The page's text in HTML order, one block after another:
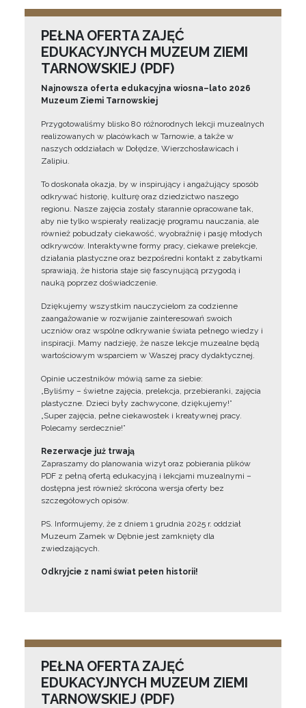
PEŁNA OFERTA ZAJĘĆ
EDUKACYJNYCH MUZEUM ZIEMI
TARNOWSKIEJ (PDF)
Najnowsza oferta edukacyjna wiosna–lato 2026
Muzeum Ziemi Tarnowskiej
Przygotowaliśmy blisko 80 różnorodnych lekcji muzealnych
realizowanych w placówkach w Tarnowie, a także w
naszych oddziałach w Dołędze, Wierzchosławicach i
Zalipiu.
To doskonała okazja, by w inspirujący i angażujący sposób
odkrywać historię, kulturę oraz dziedzictwo naszego
regionu. Nasze zajęcia zostały starannie opracowane tak,
aby nie tylko wspierały realizację programu nauczania, ale
również pobudzały ciekawość, wyobraźnię i pasję młodych
odkrywców. Interaktywne formy pracy, ciekawe prelekcje,
działania plastyczne oraz bezpośredni kontakt z zabytkami
sprawiają, że historia staje się fascynującą przygodą i
nauką poprzez doświadczenie.
Dziękujemy wszystkim nauczycielom za codzienne
zaangażowanie w rozwijanie zainteresowań swoich
uczniów oraz wspólne odkrywanie świata pełnego wiedzy i
inspiracji. Mamy nadzieję, że nasze lekcje muzealne będą
wartościowym wsparciem w Waszej pracy dydaktycznej.
Opinie uczestników mówią same za siebie:
„Byliśmy – świetne zajęcia, prelekcja, przebieranki, zajęcia
plastyczne. Dzieci były zachwycone, dziękujemy!”
„Super zajęcia, pełne ciekawostek i kreatywnej pracy.
Polecamy serdecznie!”
Rezerwacje już trwają
Zapraszamy do planowania wizyt oraz pobierania plików
PDF z pełną ofertą edukacyjną i lekcjami muzealnymi –
dostępna jest również skrócona wersja oferty bez
szczegółowych opisów.
PS. Informujemy, że z dniem 1 grudnia 2025 r. oddział
Muzeum Zamek w Dębnie jest zamknięty dla
zwiedzających.
Odkryjcie z nami świat pełen historii!
PEŁNA OFERTA ZAJĘĆ
EDUKACYJNYCH MUZEUM ZIEMI
TARNOWSKIEJ (PDF)